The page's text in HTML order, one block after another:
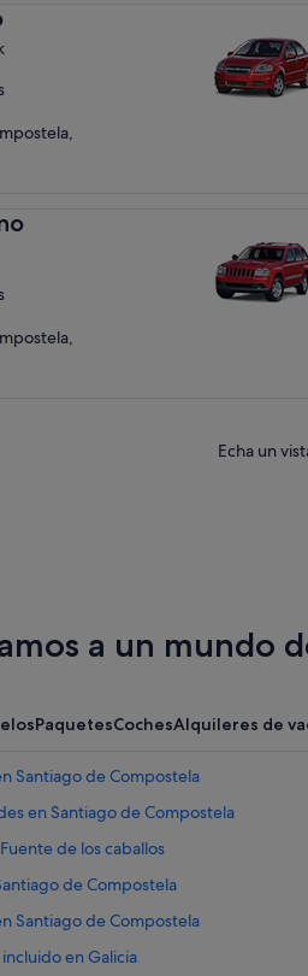
Echa un
a un mundo
PaquetesCochesAlquileres de
Santiago de Compostela
en Santiago de Compostela
de los caballos
de Compostela
Santiago de Compostela
en Galicia